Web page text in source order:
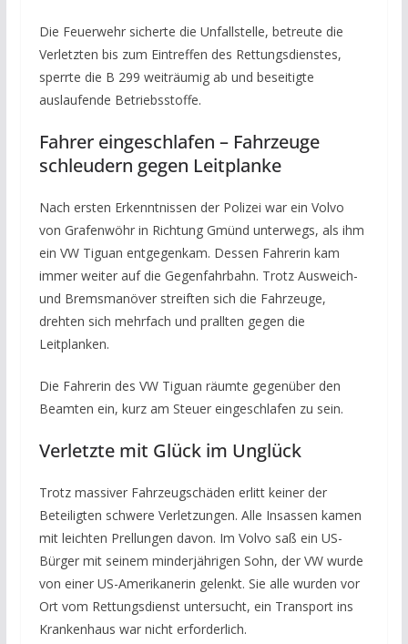
Die Feuerwehr sicherte die Unfallstelle, betreute die
Verletzten bis zum Eintreffen des Rettungsdienstes,
sperrte die B 299 weiträumig ab und beseitigte
auslaufende Betriebsstoffe.
Fahrer eingeschlafen – Fahrzeuge
schleudern gegen Leitplanke
Nach ersten Erkenntnissen der Polizei war ein Volvo
von Grafenwöhr in Richtung Gmünd unterwegs, als ihm
ein VW Tiguan entgegenkam. Dessen Fahrerin kam
immer weiter auf die Gegenfahrbahn. Trotz Ausweich-
und Bremsmanöver streiften sich die Fahrzeuge,
drehten sich mehrfach und prallten gegen die
Leitplanken.
Die Fahrerin des VW Tiguan räumte gegenüber den
Beamten ein, kurz am Steuer eingeschlafen zu sein.
Verletzte mit Glück im Unglück
Trotz massiver Fahrzeugschäden erlitt keiner der
Beteiligten schwere Verletzungen. Alle Insassen kamen
mit leichten Prellungen davon. Im Volvo saß ein US-
Bürger mit seinem minderjährigen Sohn, der VW wurde
von einer US-Amerikanerin gelenkt. Sie alle wurden vor
Ort vom Rettungsdienst untersucht, ein Transport ins
Krankenhaus war nicht erforderlich.